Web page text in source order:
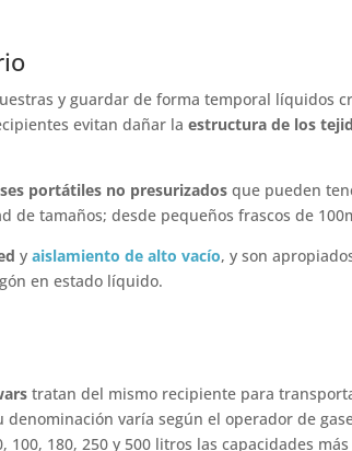
y guardar de forma temporal líquidos
evitan dañar laestructura de los
portátiles no presurizados que pueden
de tamaños; desde pequeños frascos de
yaislamiento de alto vacío, y son
en estado líquido.
tratan del mismo recipiente para
varía según el operador de
100, 180, 250 y 500 litros las capacidades